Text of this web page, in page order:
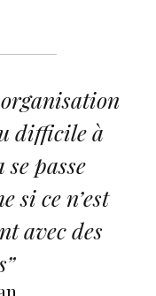
difficile à
passe
si ce n’est
avec des